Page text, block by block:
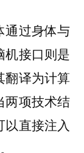
通过身体与
机接口则是
翻译为计算
两项技术结
直接注入